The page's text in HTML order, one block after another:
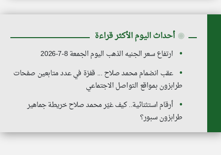
◉ أحداث اليوم الأكثر قراءة
ارتفاع سعر الجنيه الذهب اليوم الجمعة 8-7-2026
عقب انضمام محمد صلاح ... قفزة في عدد متابعين صفحات
طرابزون بمواقع التواصل الاجتماعي
أرقام استثنائية.. كيف غيّر محمد صلاح خريطة جماهير
طرابزون سبور؟